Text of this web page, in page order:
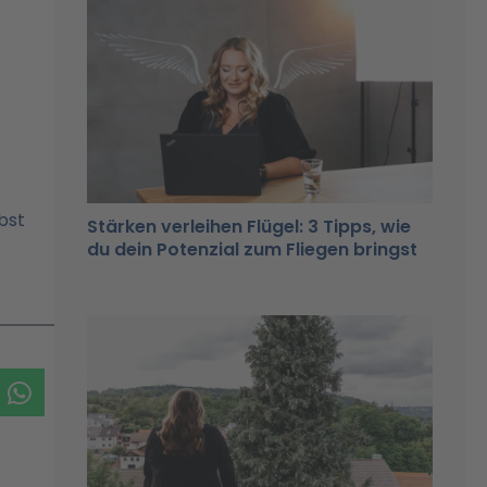
Stärken verleihen Flügel: 3 Tipps, wie
du dein Potenzial zum Fliegen bringst